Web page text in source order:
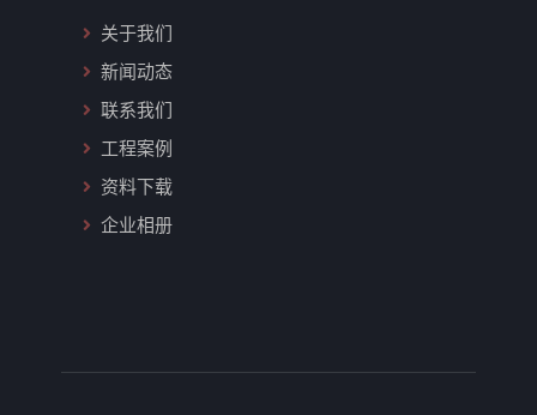
关于我们
新闻动态
联系我们
工程案例
资料下载
企业相册